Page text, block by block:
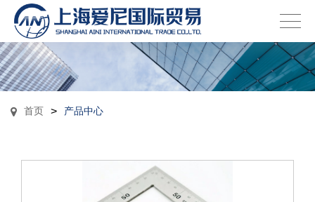
首页 > 产品中心